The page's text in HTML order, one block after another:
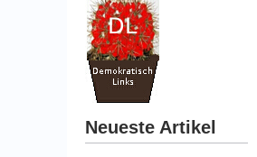
Neueste Artikel